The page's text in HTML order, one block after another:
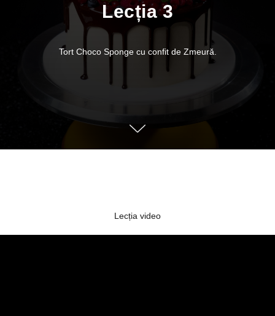
Lecția 3
Tort Choco Sponge cu confit de Zmeură.
Lecția video